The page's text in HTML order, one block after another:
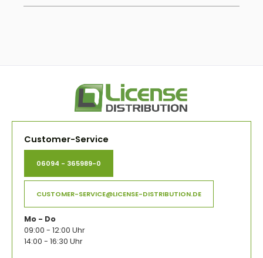
Customer-Service
06094 - 365989-0
CUSTOMER-SERVICE@LICENSE-DISTRIBUTION.DE
Mo - Do
09:00 - 12:00 Uhr
14:00 - 16:30 Uhr